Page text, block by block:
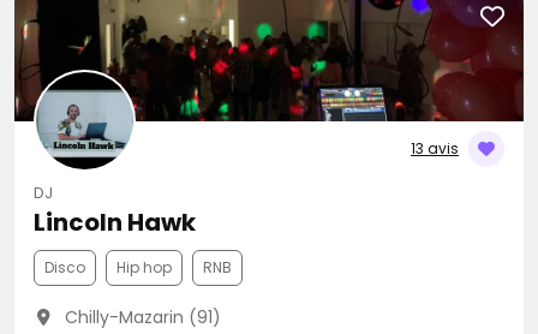
13 avis
DJ
Lincoln Hawk
Disco Hip hop RNB
Chilly-Mazarin (91)